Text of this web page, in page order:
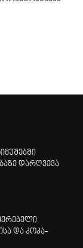
დარღვევა
და კოკა-